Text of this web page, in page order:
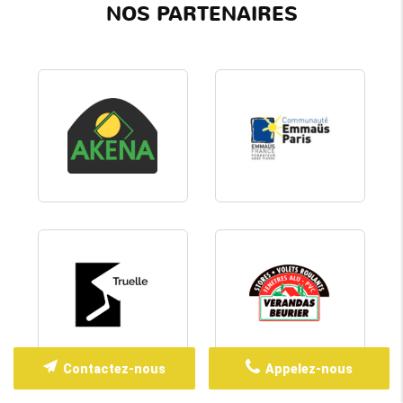
NOS PARTENAIRES
Appelez-nous
Contactez-nous